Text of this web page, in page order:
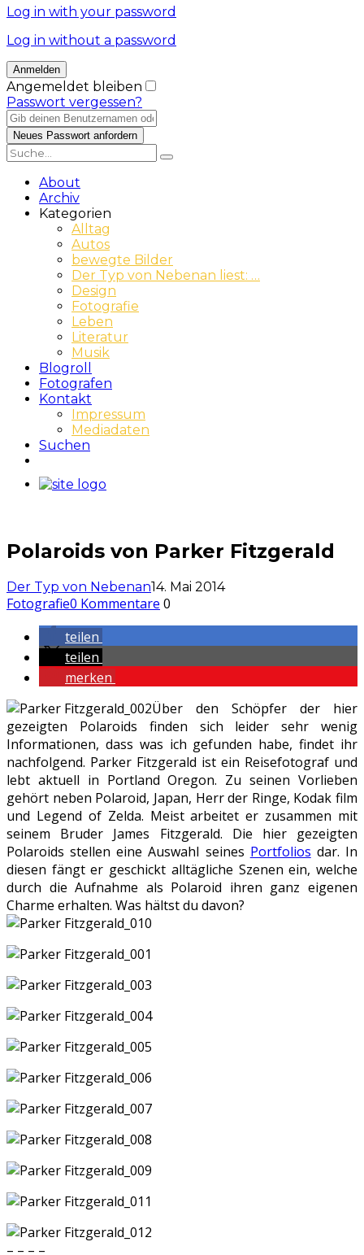
Log in with your password
Log in without a password
Angemeldet bleiben
Passwort vergessen?
About
Archiv
Kategorien
Alltag
Autos
bewegte Bilder
Der Typ von Nebenan liest: …
Design
Fotografie
Leben
Literatur
Musik
Blogroll
Fotografen
Kontakt
Impressum
Mediadaten
Suchen
Polaroids von Parker Fitzgerald
Der Typ von Nebenan14. Mai 2014
Fotografie0 Kommentare 0
teilen
teilen
merken
Über den Schöpfer der hier
gezeigten Polaroids finden sich leider sehr wenig
Informationen, dass was ich gefunden habe, findet ihr
nachfolgend. Parker Fitzgerald ist ein Reisefotograf und
lebt aktuell in Portland Oregon. Zu seinen Vorlieben
gehört neben Polaroid, Japan, Herr der Ringe, Kodak film
und Legend of Zelda. Meist arbeitet er zusammen mit
seinem Bruder James Fitzgerald. Die hier gezeigten
Polaroids stellen eine Auswahl seines Portfolios dar. In
diesen fängt er geschickt alltägliche Szenen ein, welche
durch die Aufnahme als Polaroid ihren ganz eigenen
Charme erhalten. Was hältst du davon?
– – – –